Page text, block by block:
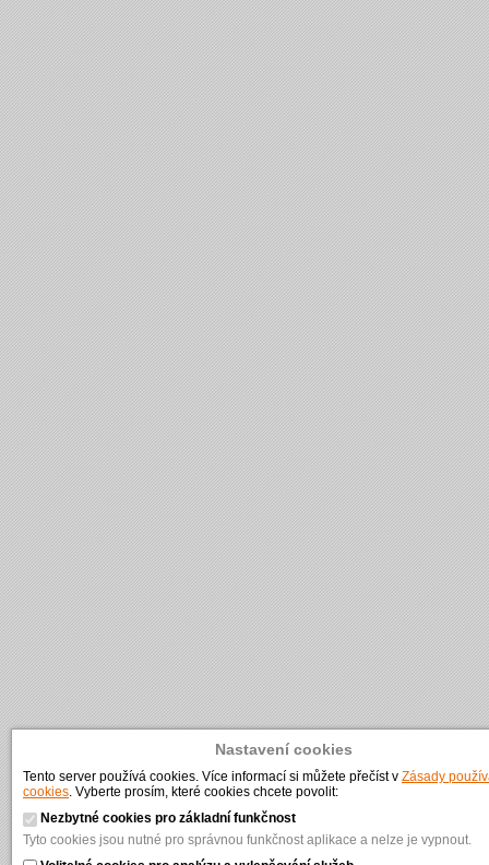
Nastavení cookies
Tento server používá cookies. Více informací si můžete přečíst v Zásady
cookies. Vyberte prosím, které cookies chcete povolit:
Nezbytné cookies pro základní funkčnost
Tyto cookies jsou nutné pro správnou funkčnost aplikace a nelze je vypnout.